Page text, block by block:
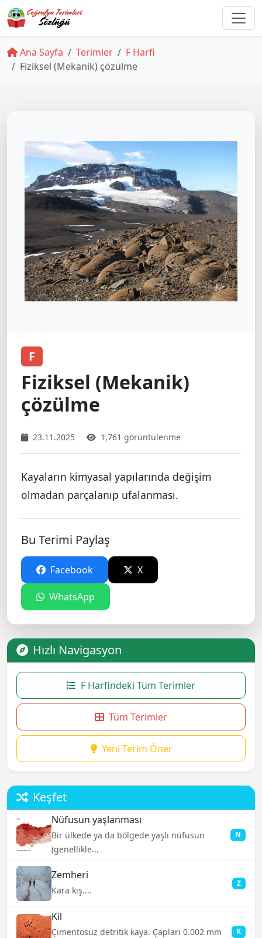
Ana Sayfa Terimler
F Harfi
Fiziksel (Mekanik) çözülme
F
Fiziksel (Mekanik)
çözülme
23.11.2025 1,761 görüntülenme
Kayaların kimyasal yapılarında değişim
olmadan parçalanıp ufalanması.
Bu Terimi Paylaş
Facebook X
WhatsApp
Hızlı Navigasyon
F Harfindeki Tüm Terimler
Tüm Terimler
Yeni Terim Öner
Keşfet
Nüfusun yaşlanması
Bir ülkede ya da bölgede yaşlı nüfusun
(genellikle...
N
Zemheri
Kara kış....
Z
Kil
Çimentosuz detritik kaya. Çapları 0.002 mm
K